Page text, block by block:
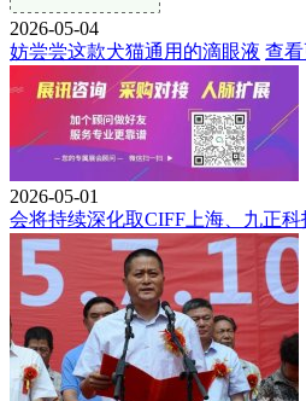
2026-05-04
妨尝尝这款犬猫通用的滴眼液 查
2026-05-01
会将持续深化取CIFF上海、九正